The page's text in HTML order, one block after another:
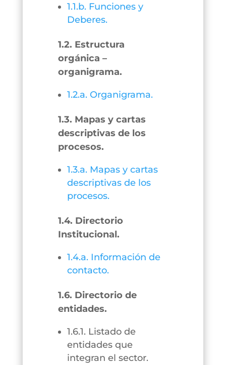
1.1.b. Funciones y
Deberes.
1.2. Estructura
orgánica –
organigrama.
1.2.a. Organigrama.
1.3. Mapas y cartas
descriptivas de los
procesos.
1.3.a. Mapas y cartas
descriptivas de los
procesos.
1.4. Directorio
Institucional.
1.4.a. Información de
contacto.
1.6. Directorio de
entidades.
1.6.1. Listado de
entidades que
integran el sector.